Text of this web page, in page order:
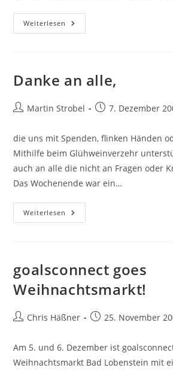
Weiterlesen Soforthilfe
Für
Danke an alle,
Beitrags-
Martin Strobel
Beitrag7. Dezember
die uns mit Spenden, flinken Händen
Mithilfe beim Glühweinverzehr
auch an alle die nicht an Fragen oder
Das Wochenende war ein…
Weiterlesen Danke
An
goalsconnect goes
Weihnachtsmarkt!
Beitrags-
Chris Häßner
Beitrag25. November
Am 5. und 6. Dezember ist
Weihnachtsmarkt Bad Lobenstein mit